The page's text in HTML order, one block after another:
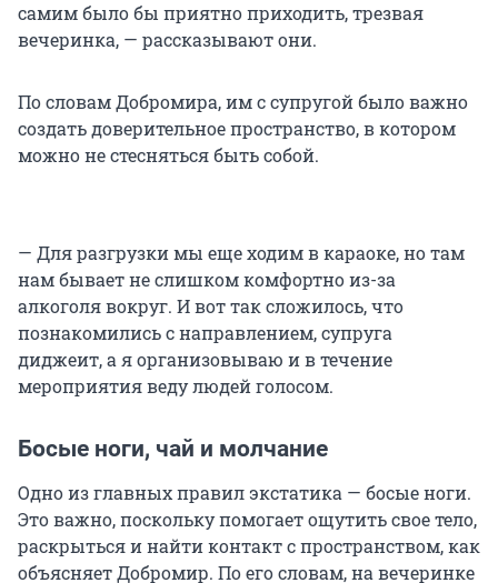
самим было бы приятно приходить, трезвая
вечеринка, — рассказывают они.
По словам Добромира, им с супругой было важно
создать доверительное пространство, в котором
можно не стесняться быть собой.
— Для разгрузки мы еще ходим в караоке, но там
нам бывает не слишком комфортно из-за
алкоголя вокруг. И вот так сложилось, что
познакомились с направлением, супруга
диджеит, а я организовываю и в течение
мероприятия веду людей голосом.
Босые ноги, чай и молчание
Одно из главных правил экстатика — босые ноги.
Это важно, поскольку помогает ощутить свое тело,
раскрыться и найти контакт с пространством, как
объясняет Добромир. По его словам, на вечеринке